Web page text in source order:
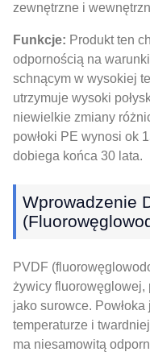
zewnętrzne i
Funkcje: Produkt ten
odpornością na
schnącym w wysokiej
utrzymuje wysoki
niewielkie zmiany
powłoki PE wynosi ok
dobiega końca 30 lata.
Wprowadzenie
PVDF
żywicy fluorowęglowej,
jako surowce.
temperaturze i
ma niesamowitą